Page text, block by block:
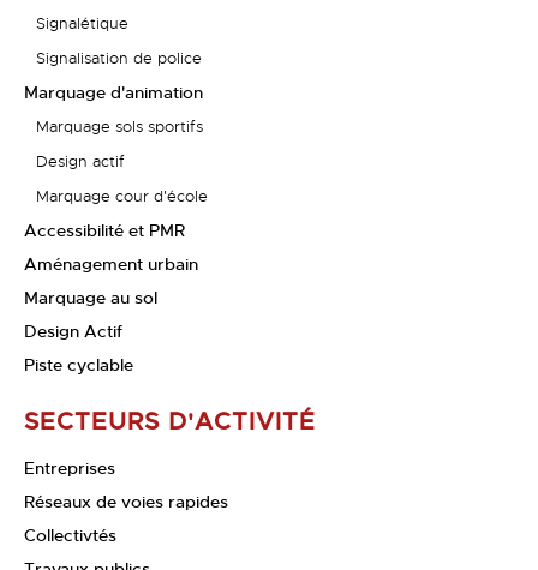
Signalétique
Signalisation de police
Marquage d'animation
Marquage sols sportifs
Design actif
Marquage cour d'école
Accessibilité et PMR
Aménagement urbain
Marquage au sol
Design Actif
Piste cyclable
SECTEURS D'ACTIVITÉ
Entreprises
Réseaux de voies rapides
Collectivtés